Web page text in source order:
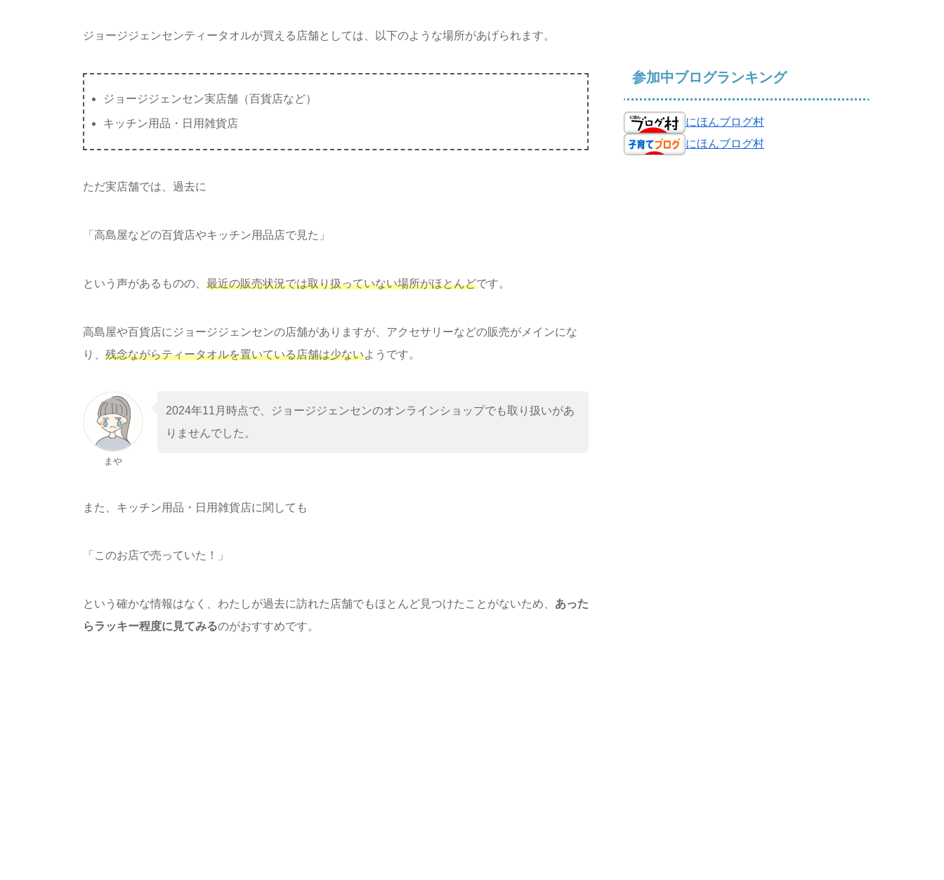
ジョージジェンセンティータオルが買える店舗としては、以下のような場所があげられます。
ジョージジェンセン実店舗（百貨店など）
キッチン用品・日用雑貨店
ただ実店舗では、過去に
「高島屋などの百貨店やキッチン用品店で見た」
という声があるものの、 最近の販売状況では取り扱っていない場所がほとんどです。
高島屋や百貨店にジョージジェンセンの店舗がありますが、アクセサリーなどの販売がメインにな
り、 残念ながらティータオルを置いている店舗は少ないようです。
まや
2024年11月時点で、ジョージジェンセンのオンラインショップでも取り扱いがあ
りませんでした。
また、キッチン用品・日用雑貨店に関しても
「このお店で売っていた！」
という確かな情報はなく、わたしが過去に訪れた店舗でもほとんど見つけたことがないため、 あった
らラッキー程度に見てみるのがおすすめです。
参加中ブログランキング
にほんブログ村
にほんブログ村